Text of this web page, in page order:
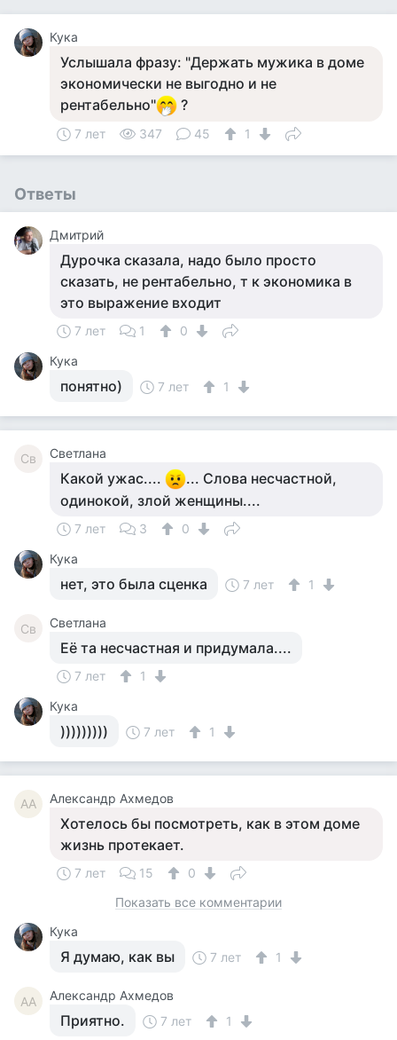
Кука
Услышала фразу: "Держать мужика в доме
экономически не выгодно и не
рентабельно"
?
7 лет 347 45 1
Ответы
Дмитрий
Дурочка сказала, надо было просто
сказать, не рентабельно, т к экономика в
это выражение входит
7 лет 1
0
Кука
понятно) 7 лет 1
Св Светлана
Какой ужас....
... Слова несчастной,
одинокой, злой женщины....
7 лет 3
0
Кука
нет, это была сценка 7 лет 1
Св Светлана
Её та несчастная и придумала....
7 лет
1
Кука
))))))))) 7 лет 1
АА Александр Ахмедов
Хотелось бы посмотреть, как в этом доме
жизнь протекает.
7 лет 15
0
Показать все комментарии
Кука
Я думаю, как вы 7 лет 1
АА Александр Ахмедов
Приятно. 7 лет 1